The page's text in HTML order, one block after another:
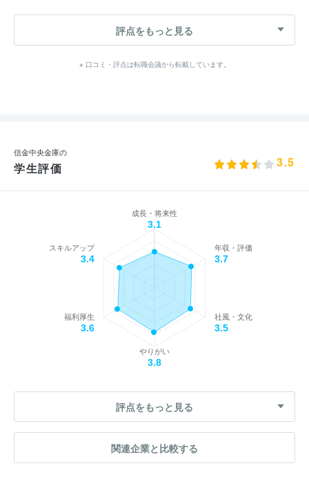
評点をもっと見る
※ 口コミ・評点は転職会議から転載しています。
信金中央金庫の
学生評価 3.5
成長・将来性
3.1
年収・評価
3.7
社風・文化
3.5
やりがい
3.8
福利厚生
3.6
スキルアップ
3.4
評点をもっと見る
関連企業と比較する